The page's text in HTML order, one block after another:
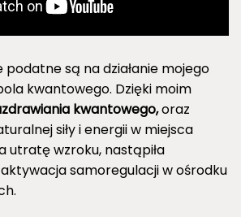
są na działanie mojego
kwantowego. Dzięki moim
kwantowego,oraz
siły i energii w miejsca
utratę wzroku, nastąpiła
samoregulacji w ośrodku